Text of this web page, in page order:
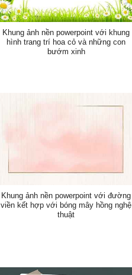
Khung ảnh nền powerpoint với khung
hình trang trí hoa cỏ và những con
bướm xinh
Khung ảnh nền powerpoint với đường
viền kết hợp với bóng mây hồng nghệ
thuật